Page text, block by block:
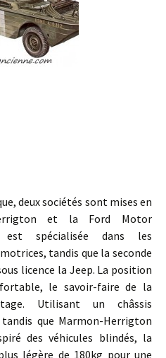
deux sociétés sont mises en
et la Ford Motor
est spécialisée dans les
tandis que la seconde
licence la Jeep. La position
le savoir-faire de la
Utilisant un châssis
que Marmon-Herrigton
des véhicules blindés, la
légère de 180kg pour une